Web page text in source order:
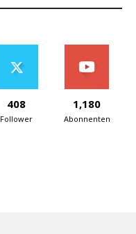
408
Follower
1,180
Abonnenten